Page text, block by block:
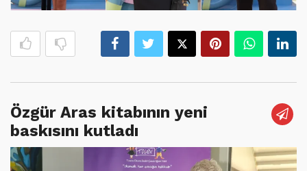
Özgür Aras kitabının yeni
baskısını kutladı